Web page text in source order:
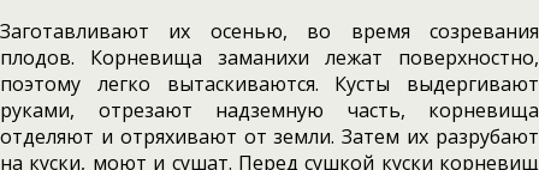
Заготавливают их осенью, во время созревания
плодов. Корневища заманихи лежат поверхностно,
поэтому легко вытаскиваются. Кусты выдергивают
руками, отрезают надзем­ную часть, корневища
отделяют и отряхивают от земли. Затем их разрубают
на куски, моют и сушат. Перед сушкой куски корневищ